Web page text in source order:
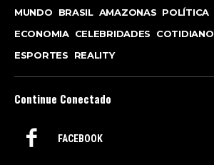
MUNDO BRASIL AMAZONAS POLÍTICA
ECONOMIA CELEBRIDADES COTIDIANO
ESPORTES
REALITY
Continue Conectado
FACEBOOK